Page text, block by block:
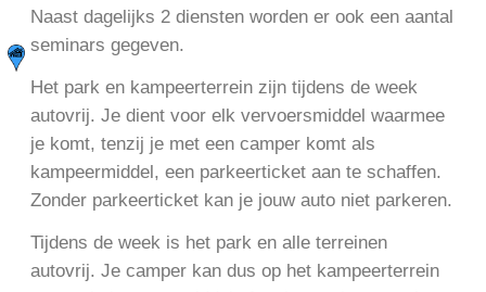
Naast dagelijks 2 diensten worden er ook een aantal
seminars gegeven.
Het park en kampeerterrein zijn tijdens de week
autovrij. Je dient voor elk vervoersmiddel waarmee
je komt, tenzij je met een camper komt als
kampeermiddel, een parkeerticket aan te schaffen.
Zonder parkeerticket kan je jouw auto niet parkeren.
Tijdens de week is het park en alle terreinen
autovrij. Je camper kan dus op het kampeerterrein